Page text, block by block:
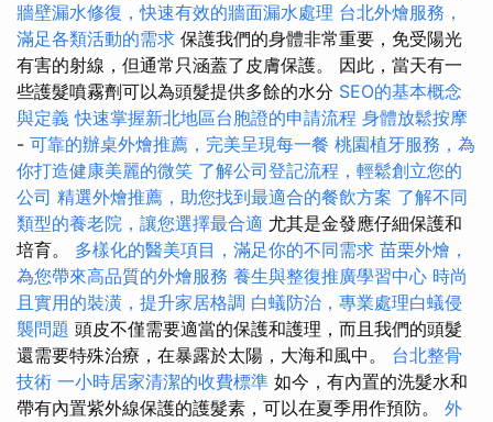
牆壁漏水修復，快速有效的牆面漏水處理 台北外燴服務，
滿足各類活動的需求 保護我們的身體非常重要，免受陽光
有害的射線，但通常只涵蓋了皮膚保護。 因此，當天有一
些護髮噴霧劑可以為頭髮提供多餘的水分 SEO的基本概念
與定義 快速掌握新北地區台胞證的申請流程 身體放鬆按摩
- 可靠的辦桌外燴推薦，完美呈現每一餐 桃園植牙服務，為
你打造健康美麗的微笑 了解公司登記流程，輕鬆創立您的
公司 精選外燴推薦，助您找到最適合的餐飲方案 了解不同
類型的養老院，讓您選擇最合適 尤其是金發應仔細保護和
培育。 多樣化的醫美項目，滿足你的不同需求 苗栗外燴，
為您帶來高品質的外燴服務 養生與整復推廣學習中心 時尚
且實用的裝潢，提升家居格調 白蟻防治，專業處理白蟻侵
襲問題 頭皮不僅需要適當的保護和護理，而且我們的頭髮
還需要特殊治療，在暴露於太陽，大海和風中。 台北整骨
技術 一小時居家清潔的收費標準 如今，有內置的洗髮水和
帶有內置紫外線保護的護髮素，可以在夏季用作預防。 外